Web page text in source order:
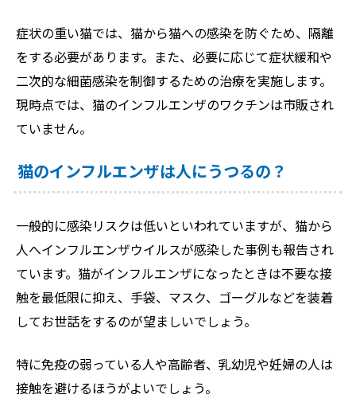
症状の重い猫では、猫から猫への感染を防ぐため、隔離
をする必要があります。また、必要に応じて症状緩和や
二次的な細菌感染を制御するための治療を実施します。
現時点では、猫のインフルエンザのワクチンは市販され
ていません。
猫のインフルエンザは人にうつるの？
一般的に感染リスクは低いといわれていますが、猫から
人へインフルエンザウイルスが感染した事例も報告され
ています。猫がインフルエンザになったときは不要な接
触を最低限に抑え、手袋、マスク、ゴーグルなどを装着
してお世話をするのが望ましいでしょう。
特に免疫の弱っている人や高齢者、乳幼児や妊婦の人は
接触を避けるほうがよいでしょう。